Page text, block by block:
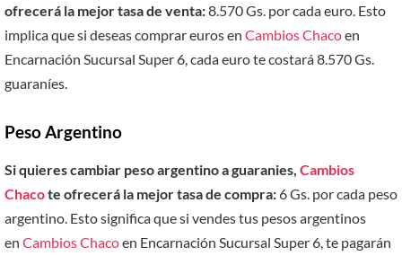
ofrecerá la mejor tasa de venta:8.570 Gs. por cada euro. Esto
implica que si deseas comprar euros en Cambios Chacoen
Encarnación Sucursal Super 6, cada euro te costará 8.570 Gs.
guaraníes.
Peso Argentino
Si quieres cambiar peso argentino a guaranies, Cambios
Chacote ofrecerá la mejor tasa de compra:6 Gs. por cada peso
argentino. Esto significa que si vendes tus pesos argentinos
en Cambios Chacoen Encarnación Sucursal Super 6, te pagarán